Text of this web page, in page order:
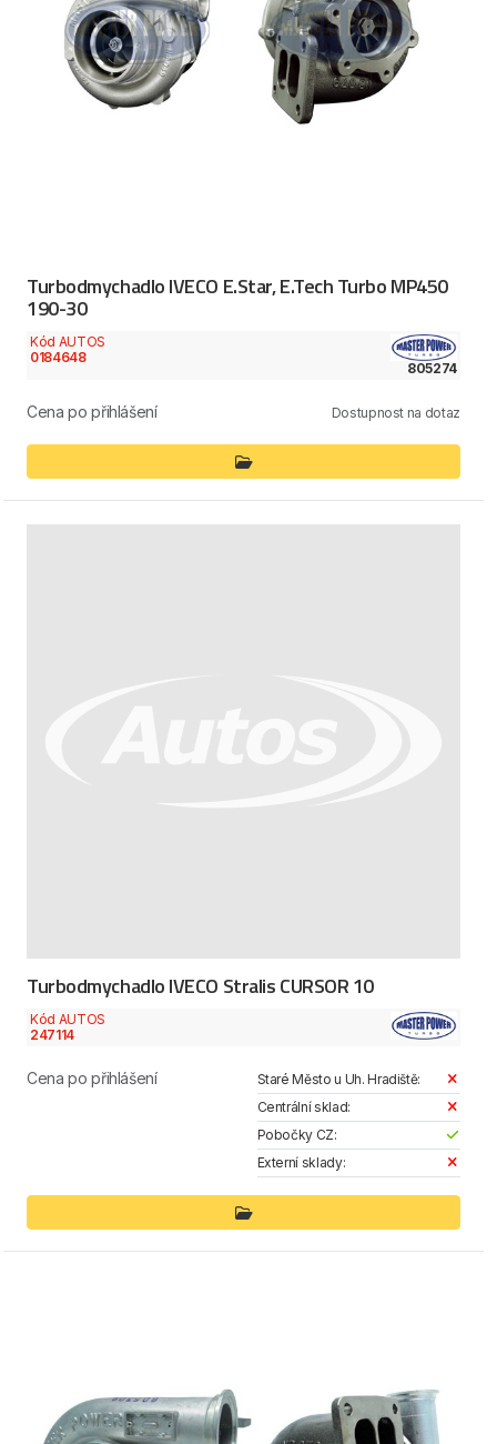
Turbodmychadlo IVECO E.Star, E.Tech Turbo MP450
190-30
Kód AUTOS
0184648
805274
Cena po přihlášení Dostupnost na dotaz
Turbodmychadlo IVECO Stralis CURSOR 10
Kód AUTOS
247114
Cena po přihlášení
Staré Město u Uh. Hradiště:
Centrální sklad:
Pobočky CZ:
Externí sklady: